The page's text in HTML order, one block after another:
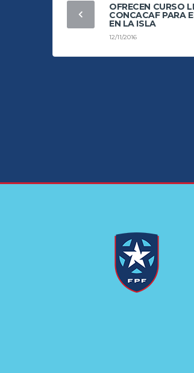
OFRECEN CURSO
CONCACAF PARA
EN LA ISLA
12/11/2016